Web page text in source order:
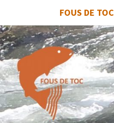
FOUS DE TOC